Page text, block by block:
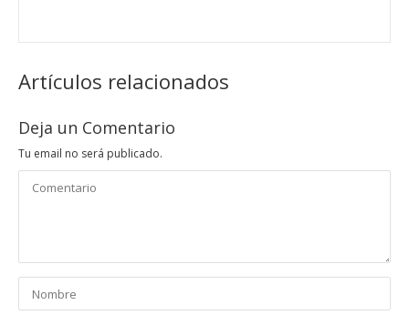
Artículos relacionados
Deja un Comentario
Tu email no será publicado.